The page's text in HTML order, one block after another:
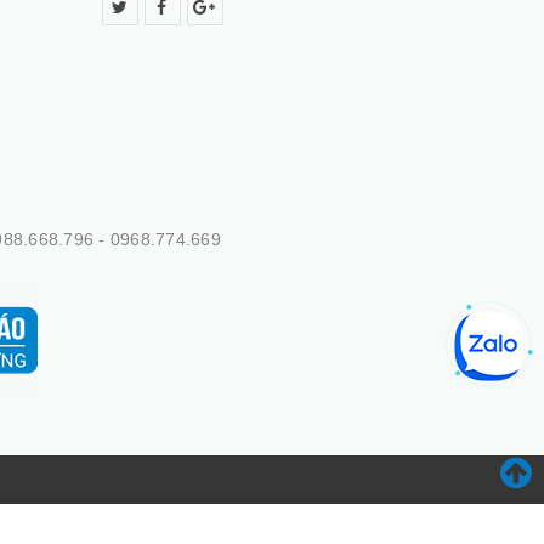
- 0968.774.669